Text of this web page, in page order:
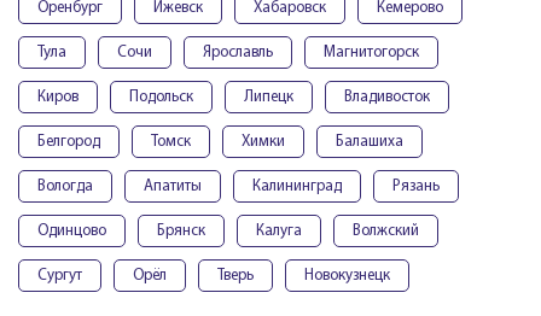
Оренбург Ижевск Хабаровск Кемерово
Тула Сочи Ярославль Магнитогорск
Киров Подольск Липецк Владивосток
Белгород Томск Химки Балашиха
Вологда Апатиты Калининград Рязань
Одинцово Брянск Калуга Волжский
Сургут Орёл Тверь Новокузнецк